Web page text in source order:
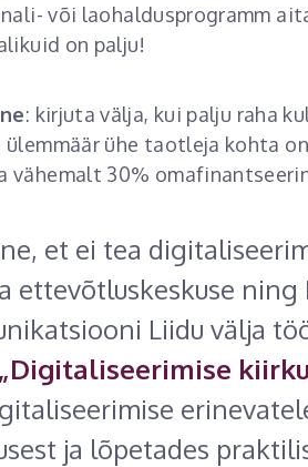
või laohaldusprogramm
on palju!
: kirjuta välja, kui palju raha
ülemmäär ühe taotleja kohta
vähemalt 30%
et ei tea
ettevõtluskeskuse
Liidu välja
„Digitaliseerimise
ja lõpetades